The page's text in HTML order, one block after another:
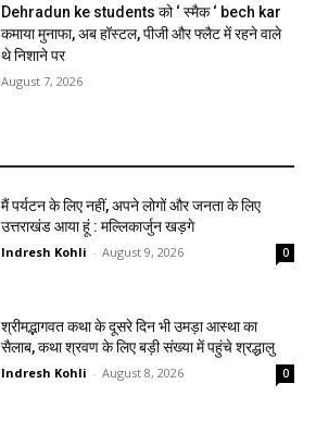
Dehradun ke students को ‘ स्मैक ‘ bech kar
कमाया मुनाफा, अब हॉस्टल, पीजी और फ्लैट में रहने वाले
थे निशाने पर
August 7, 2026
मैं पर्यटन के लिए नहीं, अपने लोगों और जनता के लिए
उत्तराखंड आया हूं : मल्लिकार्जुन खड़गे
Indresh Kohli - August 9, 2026 0
श्रीमद्भागवत कथा के दूसरे दिन भी उमड़ा आस्था का
सैलाब, कथा श्रवण के लिए बड़ी संख्या में पहुंचे श्रद्धालु
Indresh Kohli - August 8, 2026 0